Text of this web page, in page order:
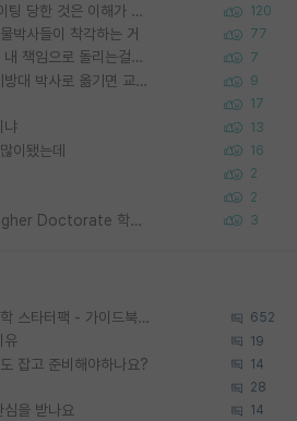
대학원생들 교수에게 가스라이팅 당한 것은 이해가 갑니다. 안타깝네요. 120
박사들이 착각하는 거 77
왜 후배가 못하는걸 교수님은 내 책임으로 돌리는걸까요? 7
SSH 박사과정을 그만두고 지방대 박사로 옮기면 교수의 꿈은 끝일까요? 9
17
냐 13
이됐는데 16
2
2
우리나라도 학구 열풍보면 Higher Doctorate 학위가 필요하다고 봅니다. 3
[무료] 2026 미국 대학원 유학 스타터팩 - 가이드북 & 합격자 컨택메일 템플릿 652
유 19
잡고 준비해야하나요? 14
28
을 받나요 14